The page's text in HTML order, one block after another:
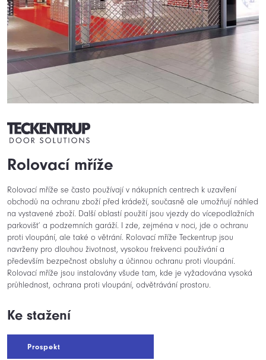
Rolovací mříže
Rolovací mříže se často používají v nákupních centrech k uzavření
obchodů na ochranu zboží před krádeží, současně ale umožňují náhled
na vystavené zboží. Další oblastí použití jsou vjezdy do vícepodlažních
parkovišť a podzemních garáží. I zde, zejména v noci, jde o ochranu
proti vloupání, ale také o větrání. Rolovací mříže Teckentrup jsou
navrženy pro dlouhou životnost, vysokou frekvenci používání a
především bezpečnost obsluhy a účinnou ochranu proti vloupání.
Rolovací mříže jsou instalovány všude tam, kde je vyžadována vysoká
průhlednost, ochrana proti vloupání, odvětrávání prostoru.
Ke stažení
Prospekt